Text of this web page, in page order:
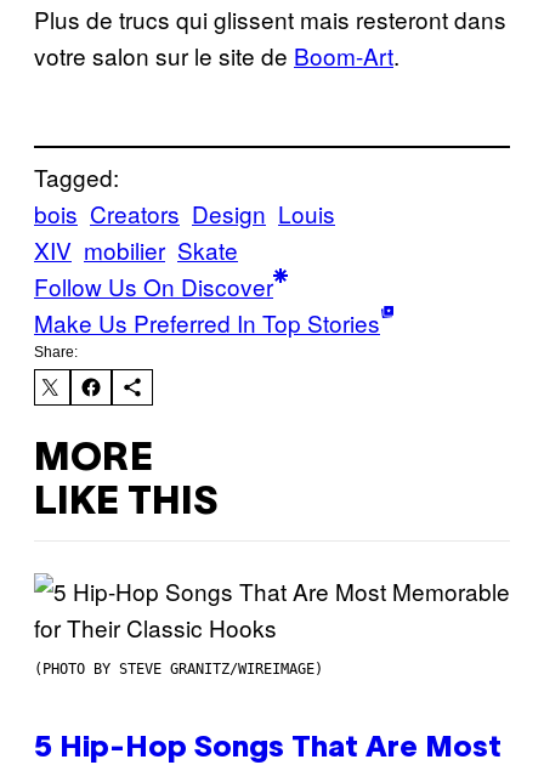
Plus de trucs qui glissent mais resteront dans
votre salon sur le site de Boom-Art.
Tagged:
bois Creators Design Louis
XIV mobilier Skate
Follow Us On Discover
Make Us Preferred In Top Stories
Share:
MORE
LIKE THIS
(PHOTO BY STEVE GRANITZ/WIREIMAGE)
5 Hip-Hop Songs That Are Most